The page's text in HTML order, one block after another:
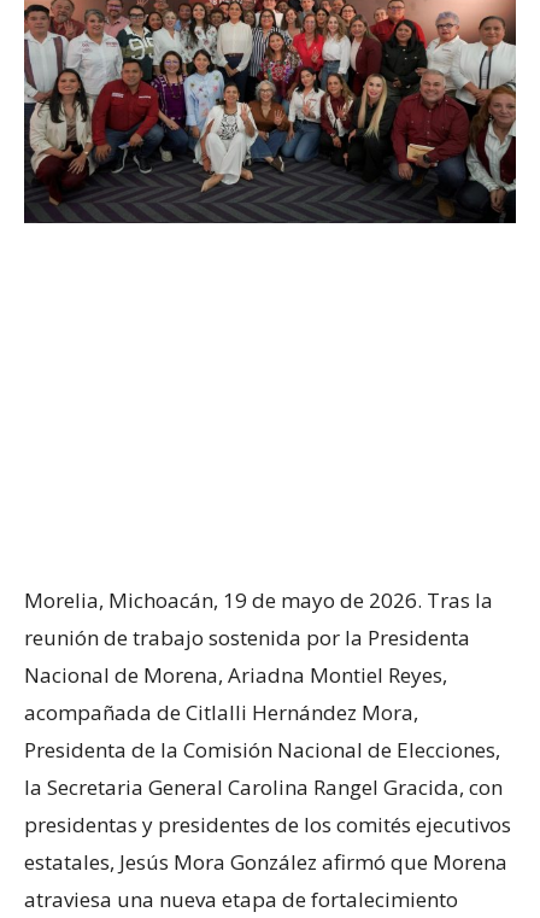
Morelia, Michoacán, 19 de mayo de 2026. Tras la
reunión de trabajo sostenida por la Presidenta
Nacional de Morena, Ariadna Montiel Reyes,
acompañada de Citlalli Hernández Mora,
Presidenta de la Comisión Nacional de Elecciones,
la Secretaria General Carolina Rangel Gracida, con
presidentas y presidentes de los comités ejecutivos
estatales, Jesús Mora González afirmó que Morena
atraviesa una nueva etapa de fortalecimiento